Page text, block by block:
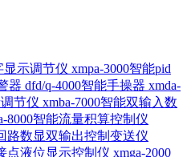
显示调节仪 xmpa-3000智能pid
器 dfd/q-4000智能手操器 xmda-
节仪 xmba-7000智能双输入数
8000智能流量积算控制仪
路数显双输出控制变送仪
点液位显示控制仪 xmga-2000